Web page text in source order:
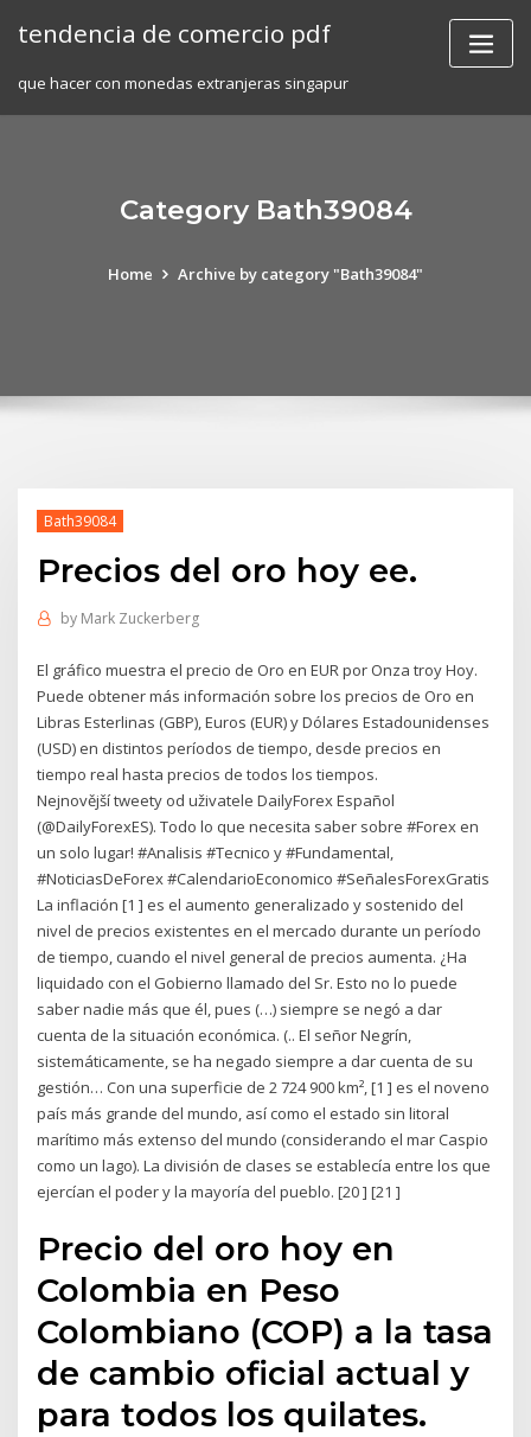
tendencia de comercio pdf
que hacer con monedas extranjeras singapur
Category Bath39084
Home Archive by category "Bath39084"
Bath39084
Precios del oro hoy ee.
by Mark Zuckerberg
El gráfico muestra el precio de Oro en EUR por Onza troy Hoy.
Puede obtener más información sobre los precios de Oro en
Libras Esterlinas (GBP), Euros (EUR) y Dólares Estadounidenses
(USD) en distintos períodos de tiempo, desde precios en
tiempo real hasta precios de todos los tiempos.
Nejnovější tweety od uživatele DailyForex Español
(@DailyForexES). Todo lo que necesita saber sobre #Forex en
un solo lugar! #Analisis #Tecnico y #Fundamental,
#NoticiasDeForex #CalendarioEconomico #SeñalesForexGratis
La inflación [1 ] es el aumento generalizado y sostenido del
nivel de precios existentes en el mercado durante un período
de tiempo, cuando el nivel general de precios aumenta. ¿Ha
liquidado con el Gobierno llamado del Sr. Esto no lo puede
saber nadie más que él, pues (…) siempre se negó a dar
cuenta de la situación económica. (.. El señor Negrín,
sistemáticamente, se ha negado siempre a dar cuenta de su
gestión… Con una superficie de 2 724 900 km², [1 ] es el noveno
país más grande del mundo, así como el estado sin litoral
marítimo más extenso del mundo (considerando el mar Caspio
como un lago). La división de clases se establecía entre los que
ejercían el poder y la mayoría del pueblo. [20 ] [21 ]
Precio del oro hoy en
Colombia en Peso
Colombiano (COP) a la tasa
de cambio oficial actual y
para todos los quilates.